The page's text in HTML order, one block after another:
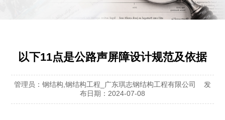
以下11点是公路声屏障设计规范及依据
管理员：钢结构,钢结构工程_广东琪志钢结构工程有限公司 发
布日期：2024-07-08